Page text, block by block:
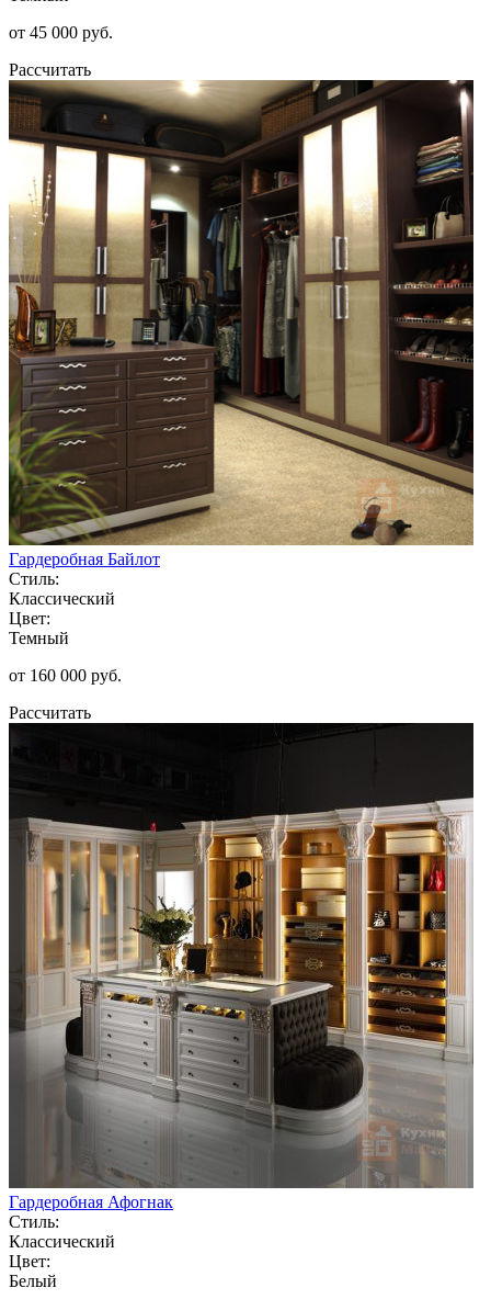
от 45 000 руб.
Рассчитать
Гардеробная Байлот
Стиль:
Классический
Цвет:
Темный
от 160 000 руб.
Рассчитать
Гардеробная Афогнак
Стиль:
Классический
Цвет:
Белый